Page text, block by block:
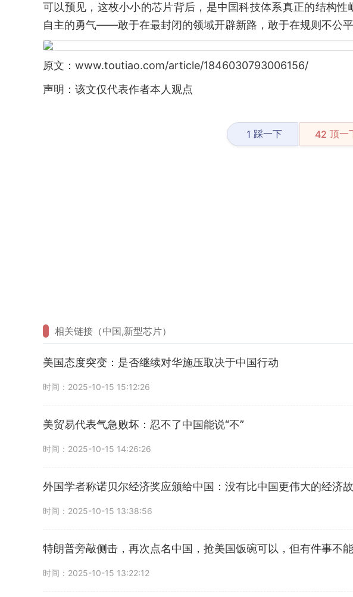
可以预见，这枚小小的芯片背后，是中国科技体系真正的结构
自主的勇气——敢于在最封闭的领域开辟新路，敢于在规则不公平
原文：www.toutiao.com/article/1846030793006156/
声明：该文仅代表作者本人观点
1 踩一下 42 顶一
相关链接（中国,新型芯片）
美国态度突变：是否继续对华施压取决于中国行动
时间：2025-10-15 15:12:26
美贸易代表气急败坏：忍不了中国能说“不”
时间：2025-10-15 14:26:26
外国学者称诺贝尔经济奖应颁给中国：没有比中国更伟大的经济
时间：2025-10-15 13:38:56
特朗普旁敲侧击，再次点名中国，抢美国饭碗可以，但有件事不
时间：2025-10-15 13:22:12